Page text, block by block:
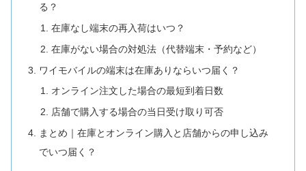
る？
在庫なし端末の再入荷はいつ？
在庫がない場合の対処法（代替端末・予約など）
ワイモバイルの端末は在庫ありならいつ届く？
オンライン注文した場合の最短到着日数
店舗で購入する場合の当日受け取り可否
まとめ｜在庫とオンライン購入と店舗からの申し込み
でいつ届く？